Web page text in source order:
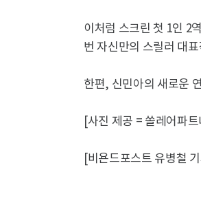
이처럼 스크린 첫 1인 2
번 자신만의 스릴러 대
한편, 신민아의 새로운
[사진 제공 = 쏠레어파
[비욘드포스트 유병철